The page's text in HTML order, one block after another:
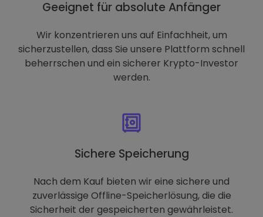
Geeignet für absolute Anfänger
Wir konzentrieren uns auf Einfachheit, um
sicherzustellen, dass Sie unsere Plattform schnell
beherrschen und ein sicherer Krypto-Investor
werden.
Sichere Speicherung
Nach dem Kauf bieten wir eine sichere und
zuverlässige Offline-Speicherlösung, die die
Sicherheit der gespeicherten gewährleistet.